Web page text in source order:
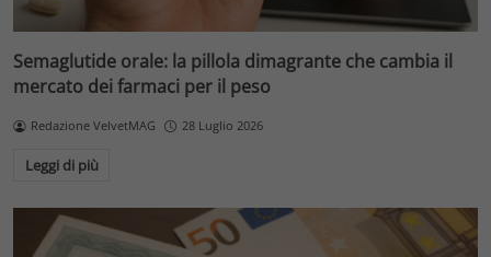
Semaglutide orale: la pillola dimagrante che cambia il
mercato dei farmaci per il peso
Redazione VelvetMAG 28 Luglio 2026
Leggi di più